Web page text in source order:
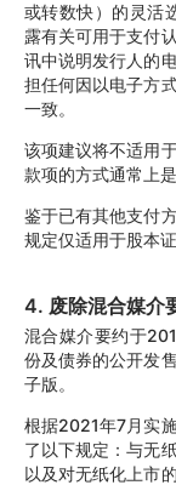
或转数快）的灵活
露有关可用于支付
讯中说明发行人的
担任何因以电子方
一致。
该项建议将不适用
款项的方式通常上
鉴于已有其他支付
规定仅适用于股本
4. 废除混合媒介
混合媒介要约于
份及债券的公开发
子版。
根据2021年7月实
了以下规定：与无
以及对无纸化上市